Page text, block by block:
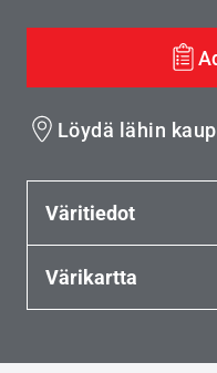
Löydä lähin
Väritiedot
Värikartta